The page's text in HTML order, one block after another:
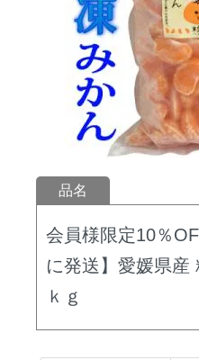
品名
会員様限定10％
に発送】愛媛県産
ｋｇ